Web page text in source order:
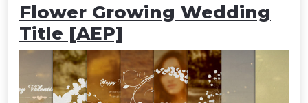
Flower Growing Wedding
Title [AEP]